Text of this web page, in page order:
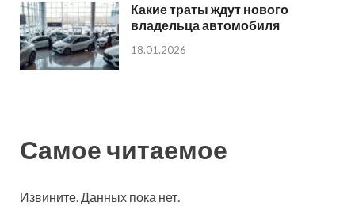
Какие траты ждут нового
владельца автомобиля
18.01.2026
Самое читаемое
Извините. Данных пока нет.